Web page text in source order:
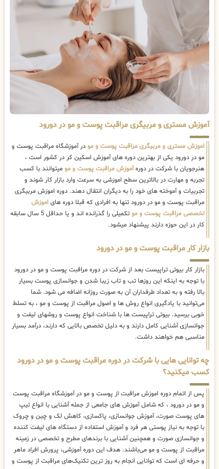
آموزش مستری و مربیگری مراقبت پوست و مو در دورود
اموزش مستری و مربیگری مراقبت پوست و مو در آموزشگاه مراقبت پوست و
مو در دورود یکی از بهترین دوره های آموزش اسکین کر در کشور است ،
هنرجویان با شرکت در دورهآموزش مراقبت پوست و مو میتوانند با کسب
تجربه و مهارت در بالاترین سطح اموزشی به سرعت وارد بازار کار شوند و
تجربیات و آموخته های خود را به دیگران انتقال دهند. دوره اموزش مربیگری
مراقبت پوست و مو در دورود تنها به افرادی که قبلا دوره های اموزش
تخصصی مراقبت پوست و مو
تکمیلی را گذرانده اند و یا حداقل 5 سال سابقه
کار در این حوزه دارند پیشنهاد میشود.
بازار کار مراقبت پوست و مو در دورود
بازار کار بیوتی تراپیست بعد از شرکت در دوره مراقبت پوست و مو در دورود
با توجه به اینکه این روزها تب و تاب زیبا شدن و جوانسازی پوست بسیار
بالا رفته و به تعداد طرفداران آن به صورت روزانه اضافه می شود. شما
می‌توانید با یادگیری انواع روش ها و اصول مراقبت از پوست و مو ، به تسلط
خوبی برسید. بیوتی تراپیست ها با شناخت انواع پوست و روشهای لیفت و
جوانسازی آشنایی کامل دارند و به دلیل تخصص بالایی که دارند، درآمد بسیار
مناسبی هم خواهند داشت.
چه توانایی هایی با شرکت در دوره مراقبت پوست و مو در دورود
کسب میکنید؟
پس از اتمام دوره اموزش مراقبت از پوست و مو در آموزشگاه مراقبت پوست
و مو در دورود ، که شامل آموزش های جامعی از جمله آشنایی با انواع تیپ
های پوست صورت، آموزش جوانسازی، پاکسازی، کاهش لک و چین و چروک
با توجه به نیاز پوستی هر فرد و آموزش استفاده از دستگاه های لیفت کننده
و جوانسازی صورت و همچنین آشنایی با برندهای مطرح و تخصصی در زمینه
مراقبت از پوست و مو می‌باشند. هدف این دوره آموزشی، پرورش افراد ماهر
و حرفه ای است که توانایی انجام به روز ترین تکنیک‌های مراقبت از پوست و